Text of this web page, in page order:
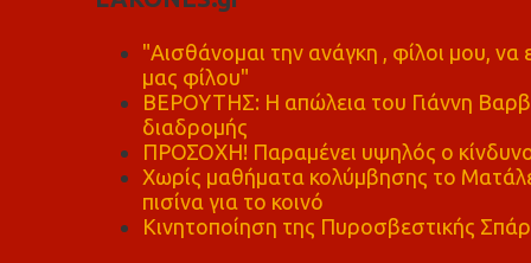
"Αισθάνομαι την ανάγκη , φίλοι μου,
μας φίλου"
ΒΕΡΟΥΤΗΣ: Η απώλεια του Γιάννη
διαδρομής
ΠΡΟΣΟΧΗ! Παραμένει υψηλός ο
Χωρίς μαθήματα κολύμβησης το
πισίνα για το κοινό
Κινητοποίηση της Πυροσβεστικής